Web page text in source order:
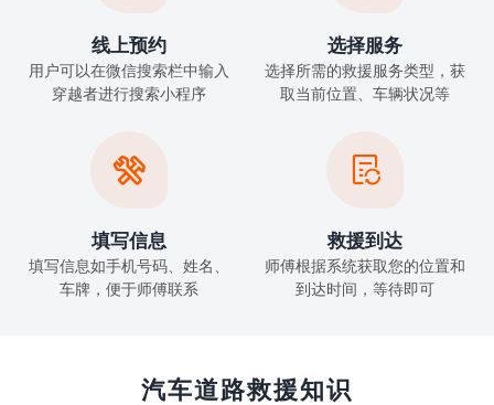
线上预约
用户可以在微信搜索栏中输入
穿越者进行搜索小程序
选择服务
选择所需的救援服务类型，获
取当前位置、车辆状况等

填写信息
填写信息如手机号码、姓名、
车牌，便于师傅联系

救援到达
师傅根据系统获取您的位置和
到达时间，等待即可
汽车道路救援知识